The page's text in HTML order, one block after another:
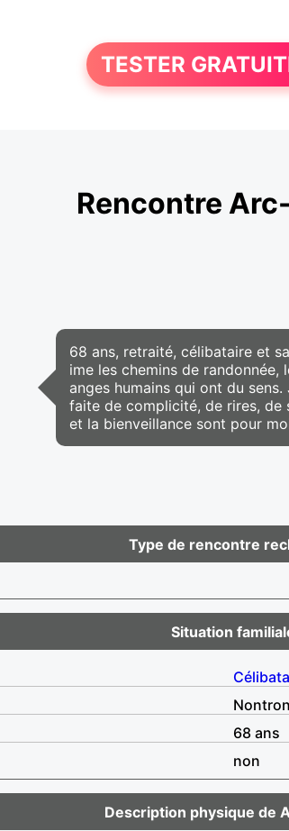
TESTER
Rencontre
68 ans, retraité, célibataire et
ime les chemins de
anges humains qui ont du
faite de complicité, de rires, de
et la bienveillance sont pour
Type de rencontre
Situation
Nontron
68 ans
non
Description physique de